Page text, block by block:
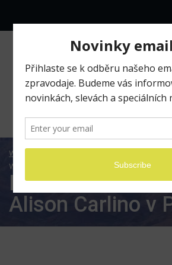
www.ilumio.cz
workshopy s Alison Carlino v Praze
Exkluzivní
Alison Carlino v